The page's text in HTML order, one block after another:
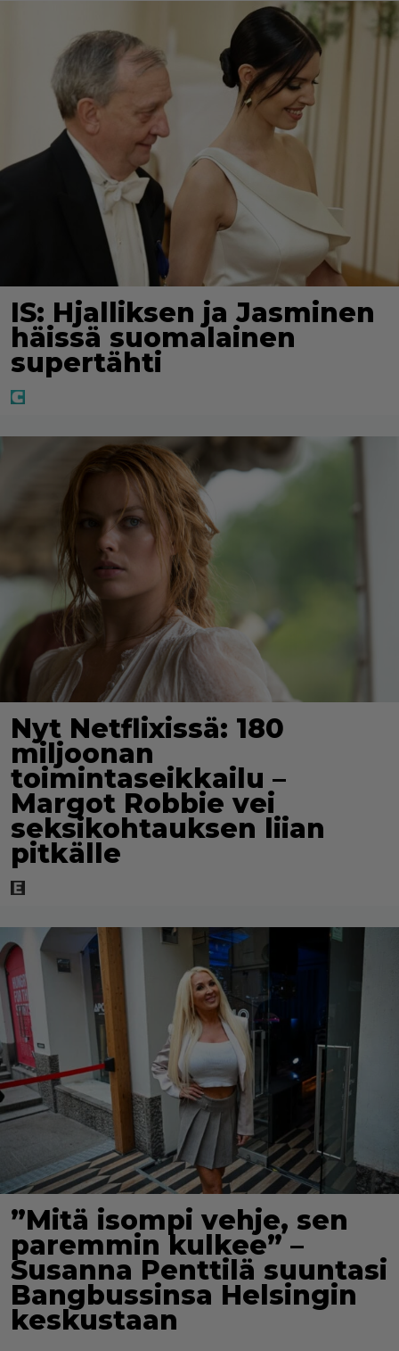
IS: Hjalliksen ja Jasminen
häissä suomalainen
supertähti
Nyt Netflixissä: 180
miljoonan
toimintaseikkailu –
Margot Robbie vei
seksikohtauksen liian
pitkälle
”Mitä isompi vehje, sen
paremmin kulkee” –
Susanna Penttilä suuntasi
Bangbussinsa Helsingin
keskustaan